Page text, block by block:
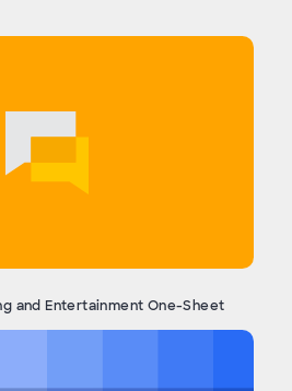
and Entertainment One-Sheet